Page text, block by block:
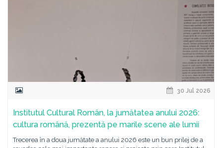
30 Jul 2026
Institutul Cultural Român, la jumătatea anului 2026:
cultura română, prezentă pe marile scene ale lumii
Trecerea în a doua jumătate a anului 2026 este un bun prilej de a